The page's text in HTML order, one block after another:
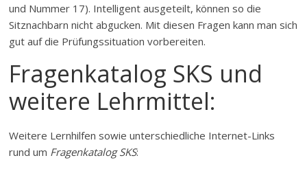
und Nummer 17). Intelligent ausgeteilt, können so die
Sitznachbarn nicht abgucken. Mit diesen Fragen kann man sich
gut auf die Prüfungssituation vorbereiten.
Fragenkatalog SKS und
weitere Lehrmittel:
Weitere Lernhilfen sowie unterschiedliche Internet-Links
rund um Fragenkatalog SKS: